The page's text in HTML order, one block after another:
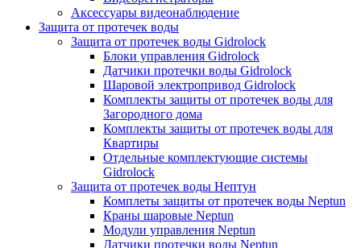
Аксессуары видеонаблюдение
Защита от протечек воды
Защита от протечек воды Gidrolock
Блоки управления Gidrolock
Датчики протечки воды Gidrolock
Шаровой электропривод Gidrolock
Комплекты защиты от протечек воды для
Загородного дома
Комплекты защиты от протечек воды для
Квартиры
Отдельные комплектующие системы
Gidrolock
Защита от протечек воды Нептун
Комплеты защиты от протечек воды Neptun
Краны шаровые Neptun
Модули управления Neptun
Датчики протечки воды Neptun